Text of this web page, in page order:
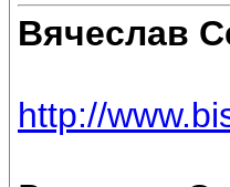
Вячеслав
http://